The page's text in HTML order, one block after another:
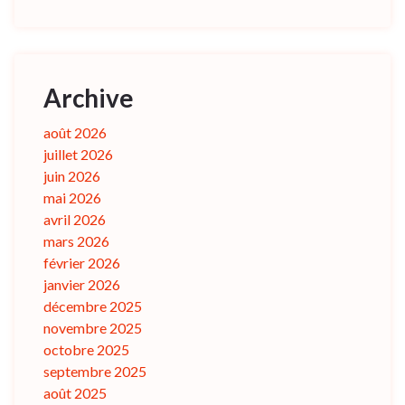
Archive
août 2026
juillet 2026
juin 2026
mai 2026
avril 2026
mars 2026
février 2026
janvier 2026
décembre 2025
novembre 2025
octobre 2025
septembre 2025
août 2025